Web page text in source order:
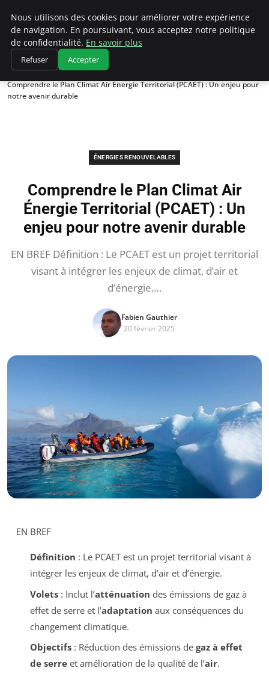
Climatedebtagents
Accueil
Énergies Renouvelables
Comprendre le Plan Climat Air Énergie Territorial (PCAET) : Un enjeu pour
notre avenir durable
ÉNERGIES RENOUVELABLES
Comprendre le Plan Climat Air
Énergie Territorial (PCAET) : Un
enjeu pour notre avenir durable
EN BREF Définition : Le PCAET est un projet territorial
visant à intégrer les enjeux de climat, d’air et
d’énergie.…
Fabien Gauthier
20 février 2025
EN BREF
Définition : Le PCAET est un projet territorial visant à
intégrer les enjeux de climat, d’air et d’énergie.
Volets: Inclut l’atténuation des émissions de gaz à
effet de serre et l’adaptation aux conséquences du
changement climatique.
Objectifs: Réduction des émissions de gaz à effet
de serreet amélioration de la qualité de l’air.
Nous utilisons des cookies pour améliorer votre expérience
de navigation. En poursuivant, vous acceptez notre politique
de confidentialité. En savoir plus
Refuser Accepter